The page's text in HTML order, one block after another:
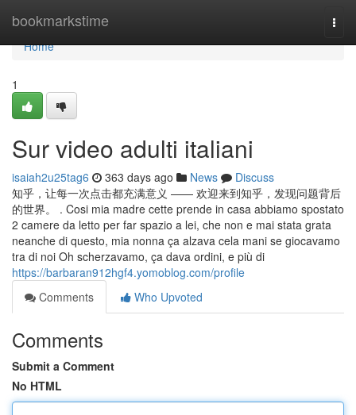
bookmarkstime
Home
Home
1
Sur video adulti italiani
isaiah2u25tag6 363 days ago News
Discuss
知乎，让每一次点击都充满意义 —— 欢迎来到知乎，发现问题背后
的世界。 . Cosi mia madre cette prende in casa abbiamo spostato
2 camere da letto per far spazio a lei, che non e mai stata grata
neanche di questo, mia nonna ça alzava cela mani se giocavamo
tra di noi Oh scherzavamo, ça dava ordini, e più di
https://barbaran912hgf4.yomoblog.com/profile
Comments
Who Upvoted
Comments
Submit a Comment
No HTML